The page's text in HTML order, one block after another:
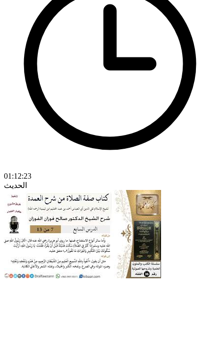
01:12:23
الحديث